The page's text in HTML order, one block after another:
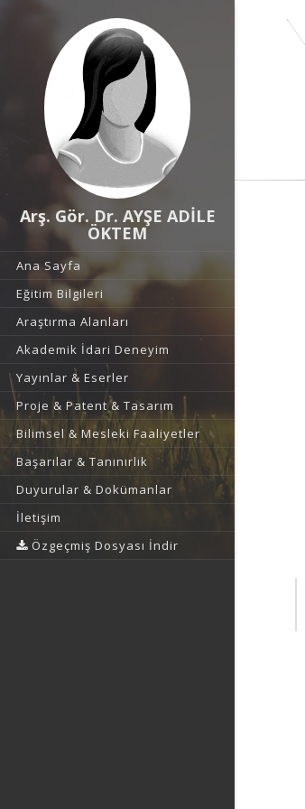
Arş. Gör. Dr. AYŞE ADİLE
ÖKTEM
Ana Sayfa
Eğitim Bilgileri
Araştırma Alanları
Akademik İdari Deneyim
Yayınlar & Eserler
Proje & Patent & Tasarım
Bilimsel & Mesleki Faaliyetler
Başarılar & Tanınırlık
Duyurular & Dokümanlar
İletişim
Özgeçmiş Dosyası İndir